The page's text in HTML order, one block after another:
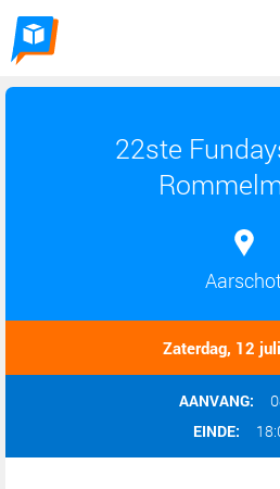
22ste
Zaterdag, 12
AANVANG:
EINDE: